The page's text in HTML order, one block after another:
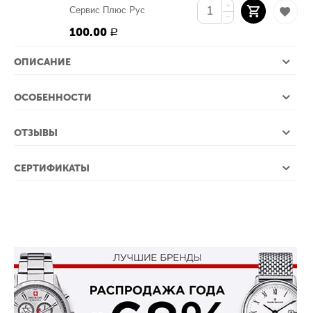
Сервис Плюс Рус
100.00 Р
+
−
ОПИСАНИЕ
ОСОБЕННОСТИ
ОТЗЫВЫ
СЕРТИФИКАТЫ